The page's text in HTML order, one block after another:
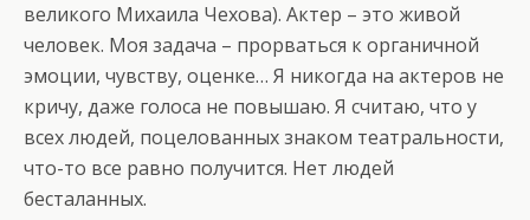
великого Михаила Чехова). Актер – это живой
человек. Моя задача – прорваться к органичной
эмоции, чувству, оценке… Я никогда на актеров не
кричу, даже голоса не повышаю. Я считаю, что у
всех людей, поцелованных знаком театральности,
что-то все равно получится. Нет людей
бесталанных.